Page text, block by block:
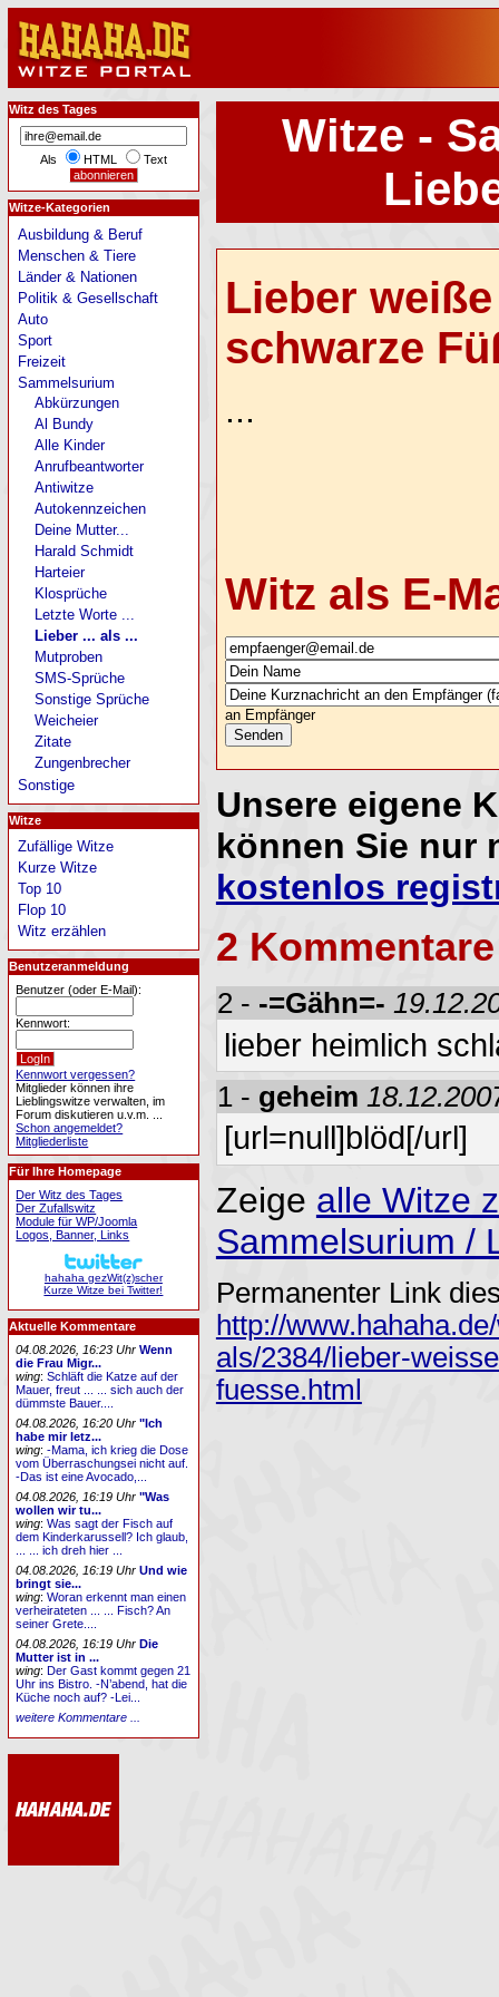
Witze -
Lieber
schwarze
...
Witz als E-
an Empfänger
Unsere eigene
können Sie nur
kostenlos
2
2 - -=Gähn=-
lieber heimlich
1 - geheim
[url=null]blöd[/url]
Zeige alle Witze
Sammelsurium /
Permanenter Link
http://
als/2384/lieber-
fuesse.html
Witz des Tages
Als HTML Text
Witze-Kategorien
Ausbildung & Beruf
Menschen & Tiere
Länder & Nationen
Politik & Gesellschaft
Auto
Sport
Freizeit
Sammelsurium
Abkürzungen
Al Bundy
Alle Kinder
Anrufbeantworter
Antiwitze
Autokennzeichen
Deine Mutter...
Harald Schmidt
Harteier
Klosprüche
Letzte Worte ...
Lieber ... als ...
Mutproben
SMS-Sprüche
Sonstige Sprüche
Weicheier
Zitate
Zungenbrecher
Sonstige
Witze
Zufällige Witze
Kurze Witze
Top 10
Flop 10
Witz erzählen
Benutzeranmeldung
Benutzer (oder E-Mail):
Kennwort:
Kennwort vergessen?
Mitglieder können ihre
Lieblingswitze verwalten, im
Forum diskutieren u.v.m. ...
Schon angemeldet?
Mitgliederliste
Für Ihre Homepage
Der Witz des Tages
Der Zufallswitz
Module für WP/Joomla
Logos, Banner, Links
hahaha gezWit(z)scher
Kurze Witze bei Twitter!
Aktuelle Kommentare
04.08.2026, 16:23 Uhr Wenn
die Frau Migr...
wing:Schläft die Katze auf der
Mauer, freut ... ... sich auch der
dümmste Bauer....
04.08.2026, 16:20 Uhr "Ich
habe mir letz...
wing:-Mama, ich krieg die Dose
vom Überraschungsei nicht auf.
-Das ist eine Avocado,...
04.08.2026, 16:19 Uhr "Was
wollen wir tu...
wing:Was sagt der Fisch auf
dem Kinderkarussell? Ich glaub,
... ... ich dreh hier ...
04.08.2026, 16:19 Uhr Und wie
bringt sie...
wing:Woran erkennt man einen
verheirateten ... ... Fisch? An
seiner Grete....
04.08.2026, 16:19 Uhr Die
Mutter ist in ...
wing:Der Gast kommt gegen 21
Uhr ins Bistro. -N’abend, hat die
Küche noch auf? -Lei...
weitere Kommentare ...